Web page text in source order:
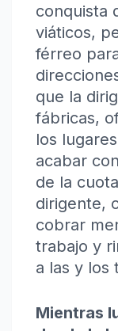
conquista
viáticos,
férreo
que la
fábricas,
los
acabar
de la
dirigente,
cobrar
trabajo y
a las y los
Mientras